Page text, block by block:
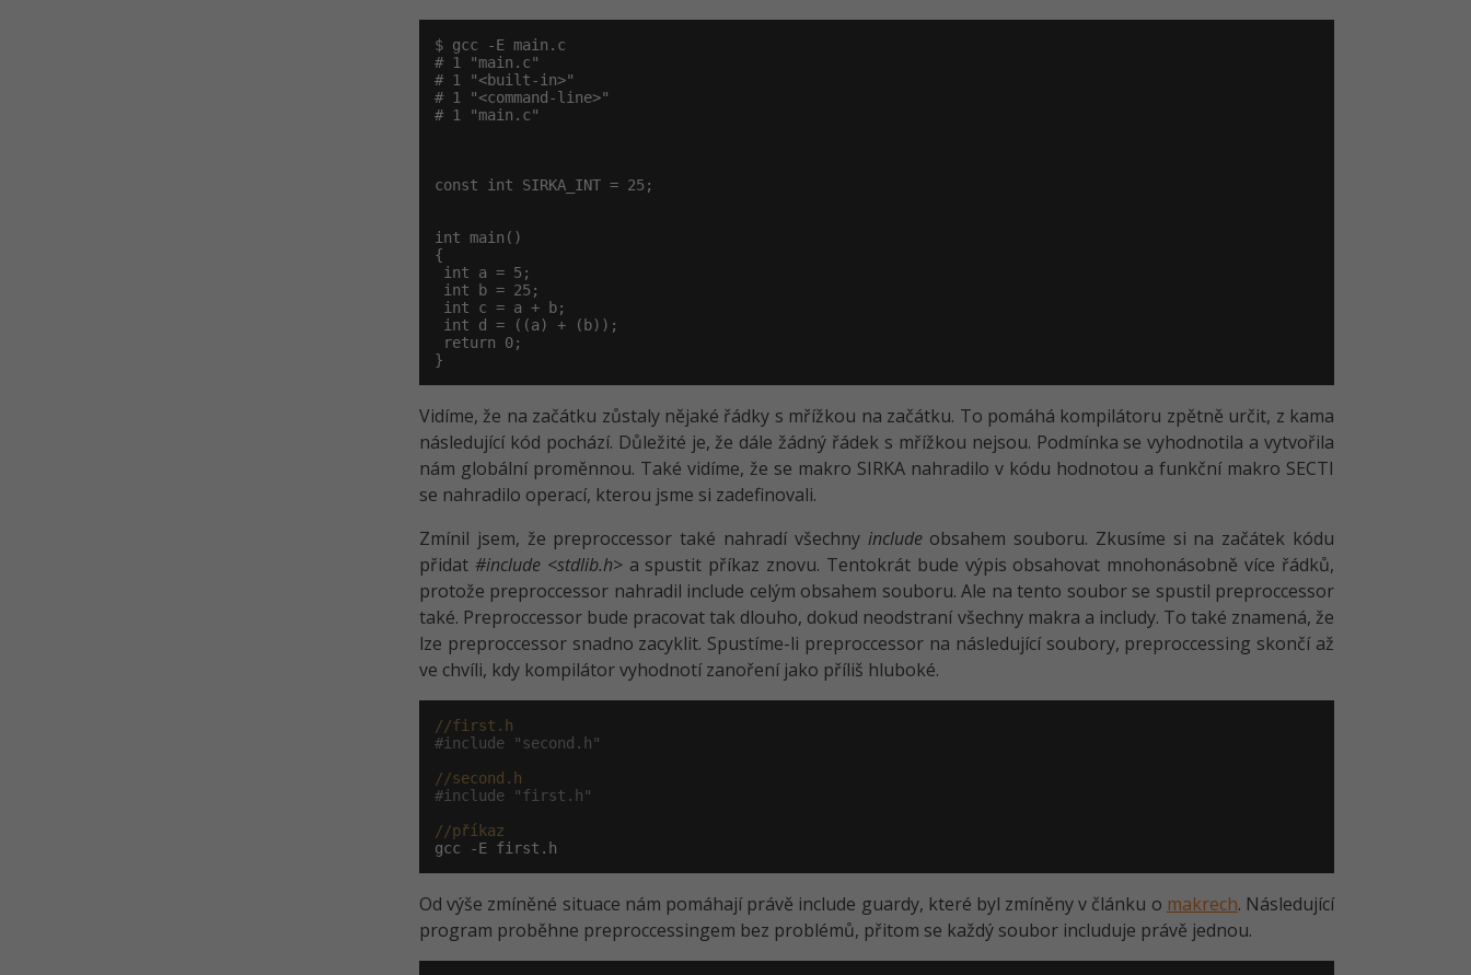
$ gcc -E main.c
# 1 "main.c"
# 1 "<built-in>"
# 1 "<command-line>"
# 1 "main.c"
const int SIRKA_INT = 25;
int main()
{
int a = 5;
int b = 25;
int c = a + b;
int d = ((a) + (b));
return 0;
}
Vidíme, že na začátku zůstaly nějaké řádky s mřížkou na začátku. To pomáhá kompilátoru zpětně určit, z kama
následující kód pochází. Důležité je, že dále žádný řádek s mřížkou nejsou. Podmínka se vyhodnotila a vytvořila
nám globální proměnnou. Také vidíme, že se makro SIRKA nahradilo v kódu hodnotou a funkční makro SECTI
se nahradilo operací, kterou jsme si zadefinovali.
Zmínil jsem, že preproccessor také nahradí všechny includeobsahem souboru. Zkusíme si na začátek kódu
přidat #include <stdlib.h>a spustit příkaz znovu. Tentokrát bude výpis obsahovat mnohonásobně více řádků,
protože preproccessor nahradil include celým obsahem souboru. Ale na tento soubor se spustil preproccessor
také. Preproccessor bude pracovat tak dlouho, dokud neodstraní všechny makra a includy. To také znamená, že
lze preproccessor snadno zacyklit. Spustíme-li preproccessor na následující soubory, preproccessing skončí až
ve chvíli, kdy kompilátor vyhodnotí zanoření jako příliš hluboké.
//first.h
#include "second.h"
//second.h
#include "first.h"
//příkaz
gcc -E first.h
Od výše zmíněné situace nám pomáhají právě include guardy, které byl zmíněny v článku o makrech. Následující
program proběhne preproccessingem bez problémů, přitom se každý soubor includuje právě jednou.